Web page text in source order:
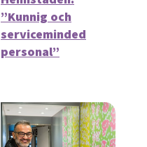
”Kunnig och
serviceminded
personal”